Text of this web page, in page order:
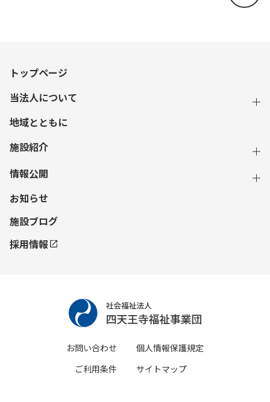
トップページ
当法人について
地域とともに
施設紹介
情報公開
お知らせ
施設ブログ
採用情報
お問い合わせ
個人情報保護規定
ご利用条件
サイトマップ